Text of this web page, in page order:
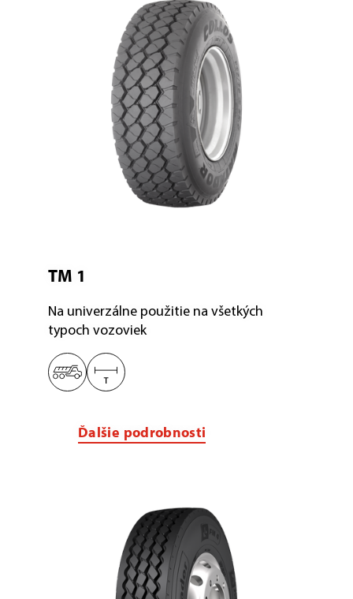
TM 1
Na univerzálne použitie na všetkých
typoch vozoviek
Ďalšie podrobnosti